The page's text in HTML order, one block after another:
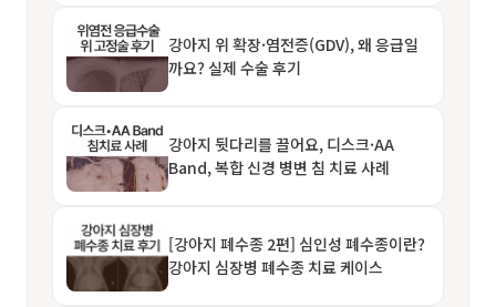
강아지 위 확장·염전증(GDV), 왜 응급일
까요? 실제 수술 후기
강아지 뒷다리를 끌어요, 디스크·AA
Band, 복합 신경 병변 침 치료 사례
[강아지 폐수종 2편] 심인성 폐수종이란?
강아지 심장병 폐수종 치료 케이스